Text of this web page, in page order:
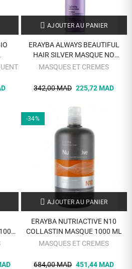
AJOUTER AU PANIER
ERAYBA ALWAYS BEAUTIFUL
HAIR SILVER MASQUE NO
YELLOW 250 ML
MASQUES ET CREMES
342,00 MAD 225,72 MAD
-34%
AJOUTER AU PANIER
ERAYBA NUTRIACTIVE N10
COLLASTIN MASQUE 1000 ML
MASQUES ET CREMES
684,00 MAD 451,44 MAD